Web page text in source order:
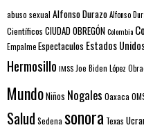
abuso sexual Alfonso DurazoAlfonso
Científicos CIUDAD OBREGÓNColombia
EmpalmeEspectaculos Estados
Hermosillo IMSS Joe Biden López
MundoNiños Nogales Oaxaca
Salud Sedena sonora Texas